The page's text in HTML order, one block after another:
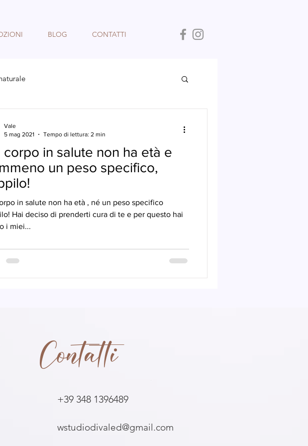
BLOG CONTATTI
corpo in salute non ha età e
un peso specifico,
in salute non ha età , né un peso specifico
Hai deciso di prenderti cura di te e per questo hai
i miei...
Vale
5 mag 2021
Tempo di lettura: 2 min
Contatti
+39 348 1396489
wstudiodivaled@gmail.com